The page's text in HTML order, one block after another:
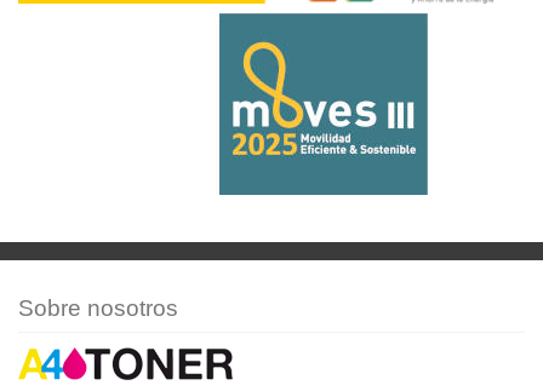
Sobre nosotros